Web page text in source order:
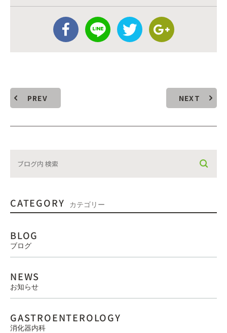
PREV NEXT
CATEGORY カテゴリー
BLOG
ブログ
NEWS
お知らせ
GASTROENTEROLOGY
消化器内科